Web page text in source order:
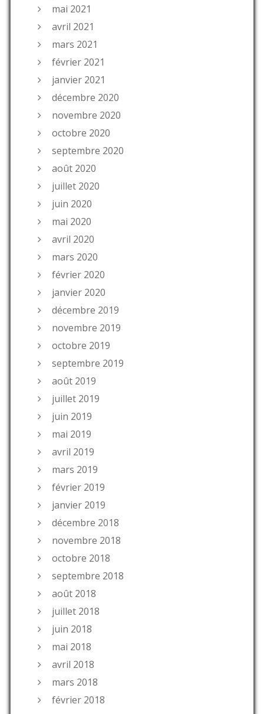
mai 2021
avril 2021
mars 2021
février 2021
janvier 2021
décembre 2020
novembre 2020
octobre 2020
septembre 2020
août 2020
juillet 2020
juin 2020
mai 2020
avril 2020
mars 2020
février 2020
janvier 2020
décembre 2019
novembre 2019
octobre 2019
septembre 2019
août 2019
juillet 2019
juin 2019
mai 2019
avril 2019
mars 2019
février 2019
janvier 2019
décembre 2018
novembre 2018
octobre 2018
septembre 2018
août 2018
juillet 2018
juin 2018
mai 2018
avril 2018
mars 2018
février 2018